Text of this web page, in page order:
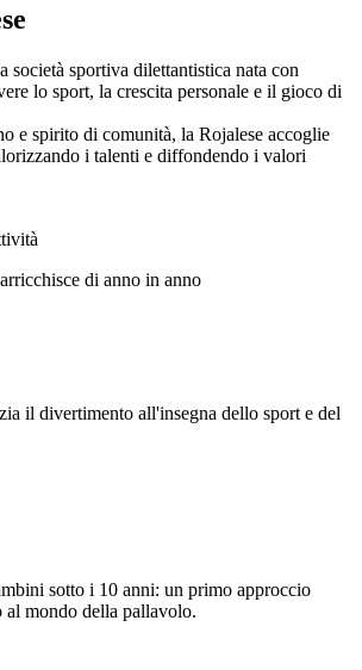
società sportiva dilettantistica nata con
lo sport, la crescita personale e il gioco di
e spirito di comunità, la Rojalese accoglie
i talenti e diffondendo i valori
di anno in anno
il divertimento all'insegna dello sport e del
sotto i 10 anni: un primo approccio
al mondo della pallavolo.